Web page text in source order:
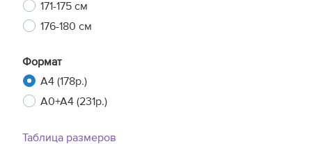
171-175 см
176-180 см
Формат
A4 (178р.)
A0+A4 (231р.)
Таблица размеров